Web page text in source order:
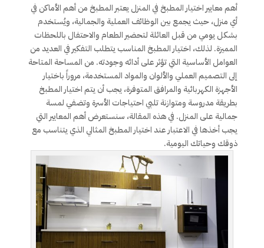
أهم معايير اختيار المطبخ في المنزل يعتبر المطبخ من أهم الأماكن في
أي منزل، حيث يجمع بين الوظائف العملية والجمالية، ويُستخدم
بشكل يومي من قبل العائلة لتحضير الطعام والاحتفال باللحظات
المميزة. لذلك، اختيار المطبخ المناسب يتطلب التفكير في العديد من
العوامل الأساسية التي تؤثر على أدائه وجودته. من المساحة المتاحة
إلى التصميم العملي والألوان والمواد المستخدمة، مروراً باختيار
الأجهزة الكهربائية والمرافق المتوفرة، يجب أن يتم اختيار المطبخ
بطريقة مدروسة ومتوازنة تلبي احتياجات الأسرة وتضفي لمسة
جمالية على المنزل. في هذه المقالة، سنستعرض أهم المعايير التي
يجب أخذها في الاعتبار عند اختيار المطبخ المثالي الذي يتناسب مع
ذوقك وحياتك اليومية.